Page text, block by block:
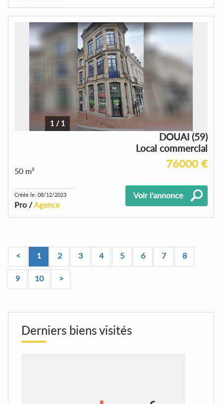
1 / 1
DOUAI (59)
Local commercial
76000 €
50 m²
Créée le: 08/12/2023
Pro /Agence
Voir l'annonce
< 1 2 3 4 5 6 7 8
9 10 >
Derniers biens visités